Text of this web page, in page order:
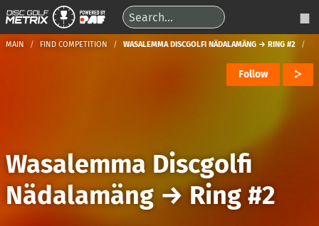
MAIN FIND COMPETITION WASALEMMA DISCGOLFI NÄDALAMÄNG → RING #2
Follow
Wasalemma Discgolfi
Nädalamäng →Ring #2